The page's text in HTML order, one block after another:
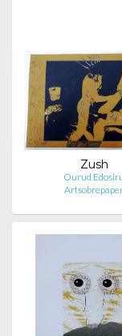
Zush
Ourud